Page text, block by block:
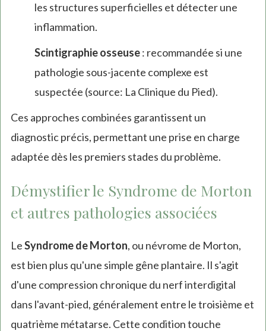
les structures superficielles et détecter une
inflammation.
Scintigraphie osseuse: recommandée si une
pathologie sous-jacente complexe est
suspectée (source: La Clinique du Pied).
Ces approches combinées garantissent un
diagnostic précis, permettant une prise en charge
adaptée dès les premiers stades du problème.
Démystifier le Syndrome de Morton
et autres pathologies associées
LeSyndrome de Morton, ou névrome de Morton,
est bien plus qu'une simple gêne plantaire. Il s'agit
d'une compression chronique du nerf interdigital
dans l'avant-pied, généralement entre le troisième et
quatrième métatarse. Cette condition touche